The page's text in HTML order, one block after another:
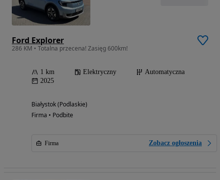
Ford Explorer
286 KM • Totalna przecena! Zasięg 600km!
1 km Elektryczny
Automatyczna
2025
Białystok (Podlaskie)
Firma • Podbite
Firma Zobacz ogłoszenia